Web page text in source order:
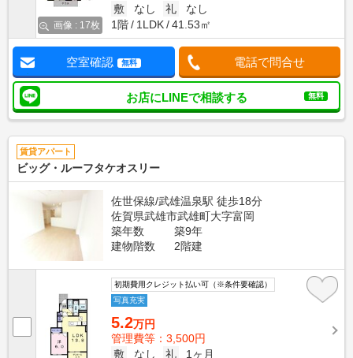
画像 : 17枚
敷
なし 礼
なし
1階
1LDK 41.53㎡
空室確認 無料 電話で問合せ
お店にLINEで相談する 無料
賃貸アパート
ビッグ・ルーフタケオスリー
佐世保線/武雄温泉駅 徒歩18分
佐賀県武雄市武雄町大字富岡
築年数
築9年
建物階数
2階建
初期費用クレジット払い可（※条件要確認）
写真充実
5.2万円
管理費等：3,500円
敷
なし 礼 1ヶ月